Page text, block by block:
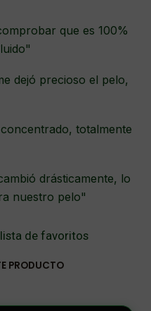
que es 100%
dejó precioso el pelo,
totalmente
drásticamente, lo
nuestro pelo"
de favoritos
PRODUCTO